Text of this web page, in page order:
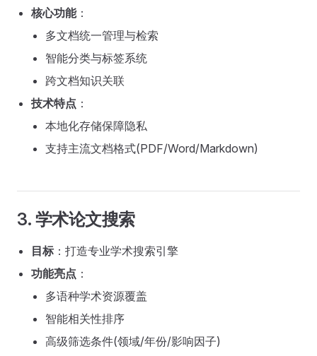
核心功能：
多文档统一管理与检索
智能分类与标签系统
跨文档知识关联
技术特点 ：
本地化存储保障隐私
支持主流文档格式(PDF/Word/Markdown)
3. 学术论文搜索
目标 ：打造专业学术搜索引擎
功能亮点 ：
多语种学术资源覆盖
智能相关性排序
高级筛选条件(领域/年份/影响因子)